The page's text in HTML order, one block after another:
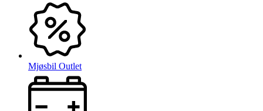
Mjøsbil Outlet